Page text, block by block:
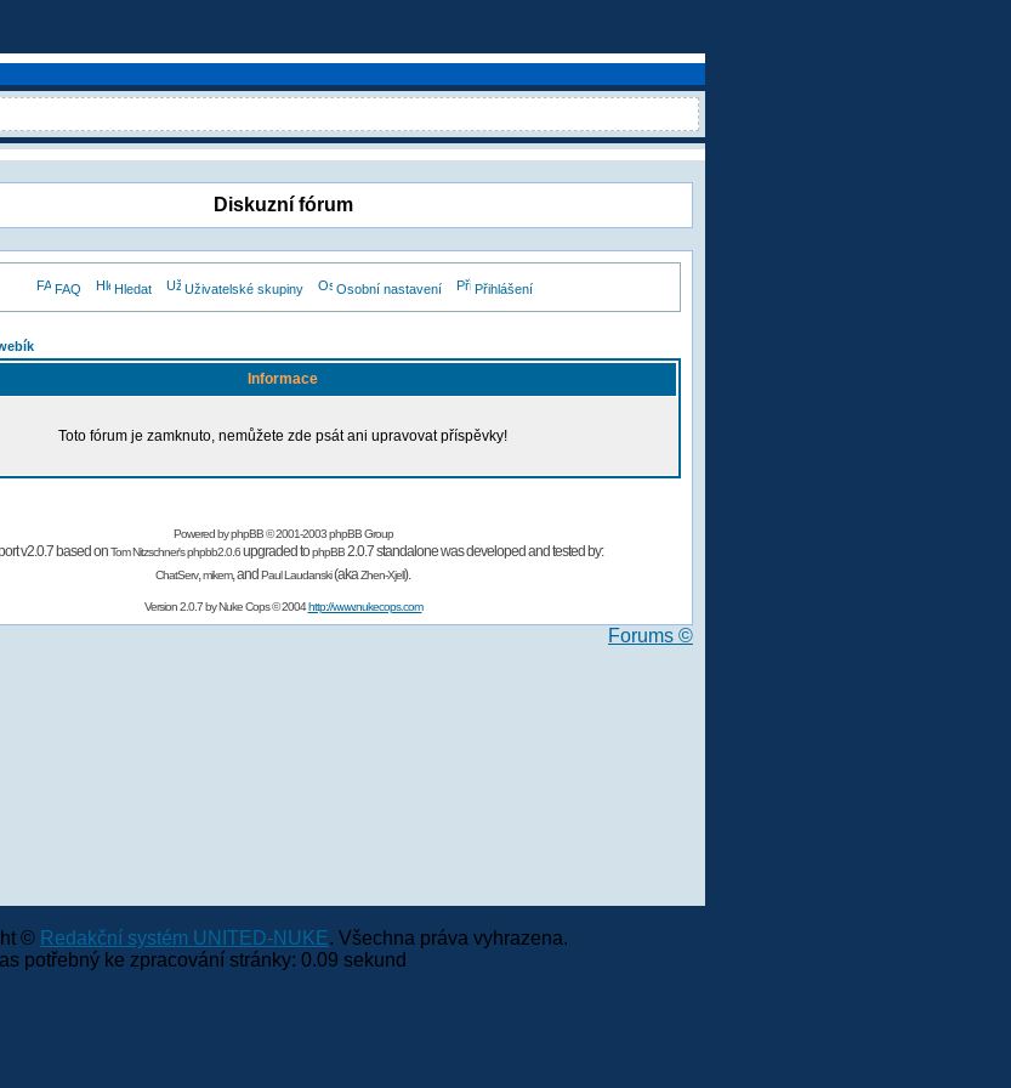
Diskuzní fórum
FAQ Hledat Uživatelské skupiny Osobní nastavení Přihlášení
Informace
Toto fórum je zamknuto, nemůžete zde psát ani upravovat příspěvky!
Powered byphpBB© 2001-2003 phpBB Group
v2.0.7 based onTom Nitzschner'sphpbb2.0.6upgraded tophpBB2.0.7 standalone was developed and tested by:
ChatServ,mikem,and Paul Laudanski(akaZhen-Xjell).
Version 2.0.7 byNuke Cops© 2004http://www.nukecops.com
Forums ©
© Redakční systém UNITED-NUKE. Všechna práva vyhrazena.
potřebný ke zpracování stránky: 0.09 sekund